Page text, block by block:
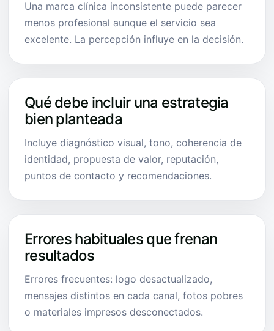
Una marca clínica inconsistente puede parecer
menos profesional aunque el servicio sea
excelente. La percepción influye en la decisión.
Qué debe incluir una estrategia
bien planteada
Incluye diagnóstico visual, tono, coherencia de
identidad, propuesta de valor, reputación,
puntos de contacto y recomendaciones.
Errores habituales que frenan
resultados
Errores frecuentes: logo desactualizado,
mensajes distintos en cada canal, fotos pobres
o materiales impresos desconectados.